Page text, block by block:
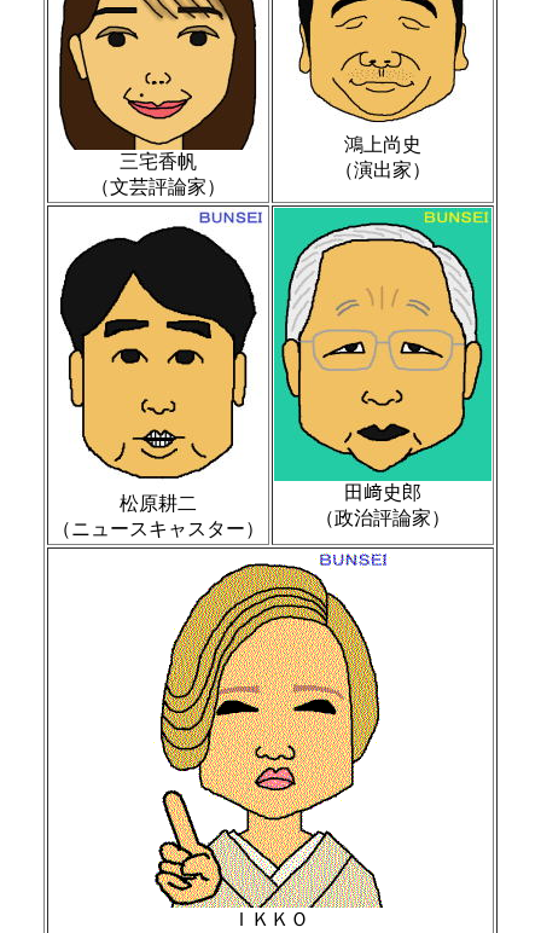
三宅香帆
（文芸評論家）
鴻上尚史
（演出家）
松原耕二
（ニュースキャスター）
田﨑史郎
（政治評論家）
ＩＫＫＯ